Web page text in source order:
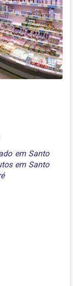
em Santo
em Santo